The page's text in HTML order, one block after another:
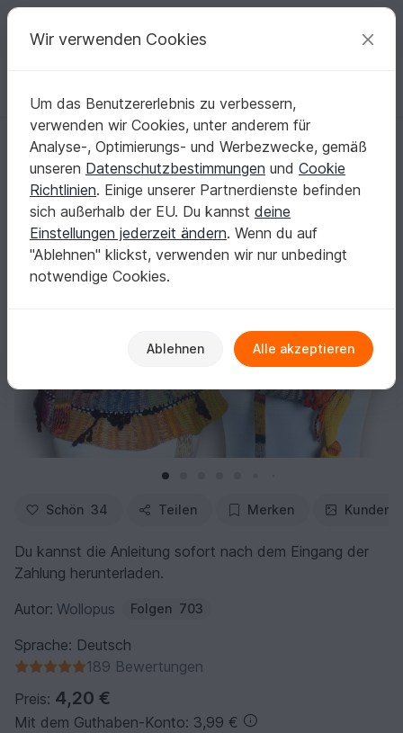
Deine kreativen Ideen
Deutsch | € (EUR) einloggen Kostenlos registrieren
Startseite Stricken Schals Loops
Noose, der Knotenloop + Noose, der Warme
Noose, der Knotenloop + Noose, der Warme
Schön 34 Teilen Merken
Du kannst die Anleitung sofort nach dem Eingang der
Zahlung herunterladen.
Autor: Wollopus Folgen 703
Sprache: Deutsch
189 Bewertungen
Preis: 4,20 €
Mit dem Guthaben-Konto: 3,99 €
Wir verwenden Cookies
Um das Benutzererlebnis zu verbessern,
verwenden wir Cookies, unter anderem für
Analyse-, Optimierungs- und Werbezwecke, gemäß
unseren Datenschutzbestimmungen und Cookie
Richtlinien. Einige unserer Partnerdienste befinden
sich außerhalb der EU. Du kannst deine
Einstellungen jederzeit ändern. Wenn du auf
"Ablehnen" klickst, verwenden wir nur unbedingt
notwendige Cookies.
Ablehnen Alle akzeptieren